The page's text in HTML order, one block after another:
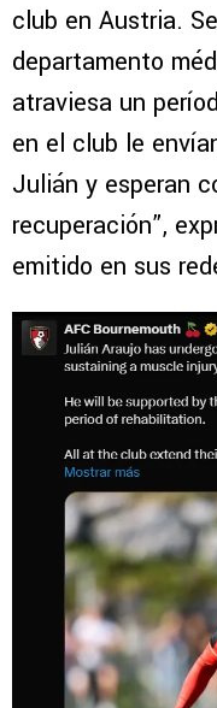
club en Austria.
departamento
atraviesa un
en el club le
Julián y esperan
recuperación”,
emitido en sus